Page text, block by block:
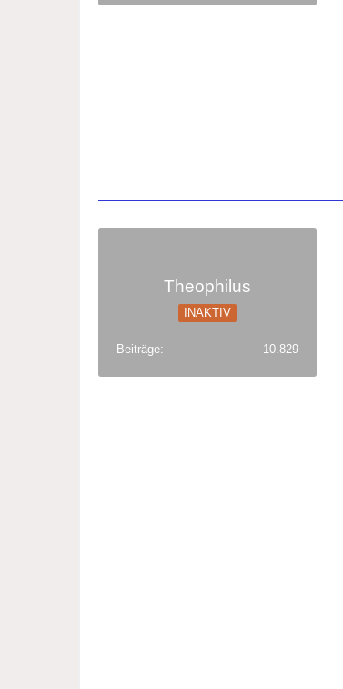
Theophilus
INAKTIV
Beiträge 10.829